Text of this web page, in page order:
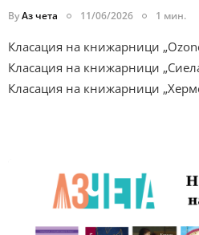
ByАз чета 11/06/2026 1 мин.
Класация на книжарници
Класация на книжарници
Класация на книжарници